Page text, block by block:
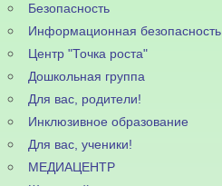
Безопасность
Информационная безопасность
Центр "Точка роста"
Дошкольная группа
Для вас, родители!
Инклюзивное образование
Для вас, ученики!
МЕДИАЦЕНТР